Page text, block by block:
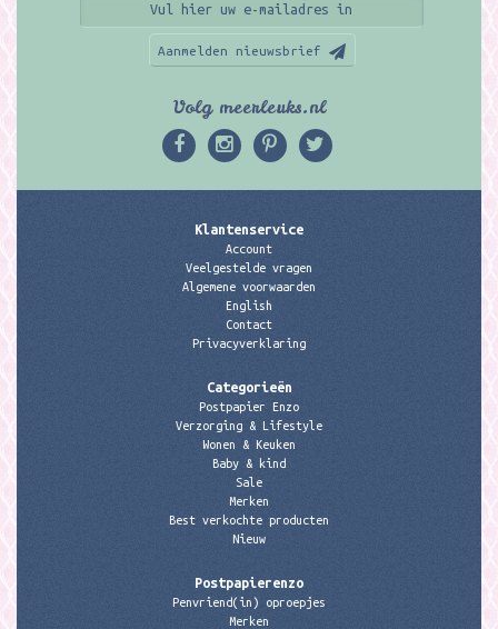
Aanmelden nieuwsbrief
Volg meerleuks.nl
Klantenservice
Account
Veelgestelde vragen
Algemene voorwaarden
English
Contact
Privacyverklaring
Categorieën
Postpapier Enzo
Verzorging & Lifestyle
Wonen & Keuken
Baby & kind
Sale
Merken
Best verkochte producten
Nieuw
Postpapierenzo
Penvriend(in) oproepjes
Merken